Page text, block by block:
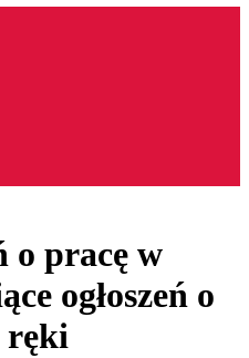
o pracę w
ogłoszeń o
ręki